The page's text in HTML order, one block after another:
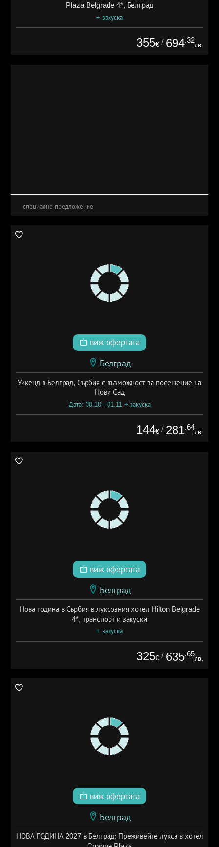
Plaza Belgrade 4*, Белград
+ закуска
355€ / 694.32
лв.
специално предложение
виж офертата
Белград
Уикенд в Белград, Сърбия с възможност за посещение на
Нови Сад
Дата: 30.10 - 01.11 + закуска
144€ / 281.64
лв.
виж офертата
Белград
Нова година в Сърбия в луксозния хотел Hilton Belgrade
4*, транспорт и закуски
+ закуска
325€ / 635.65
лв.
виж офертата
Белград
НОВА ГОДИНА 2027 в Белград: Преживейте лукса в хотел